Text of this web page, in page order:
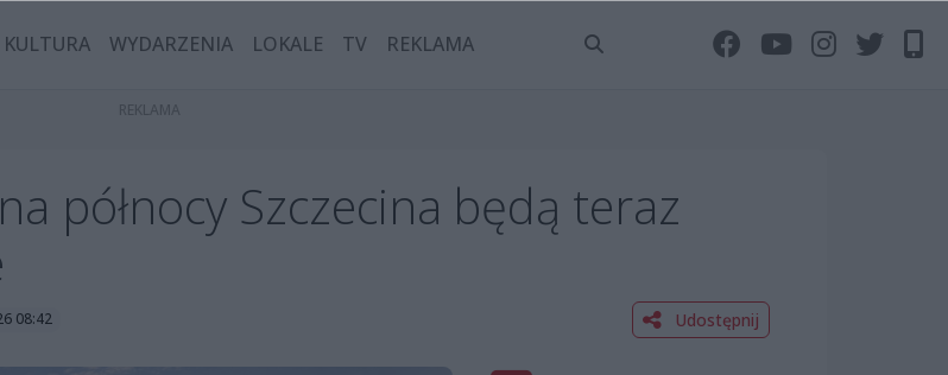
WYDARZENIA LOKALE TV REKLAMA
północy Szczecina będą teraz
08:42 Udostępnij